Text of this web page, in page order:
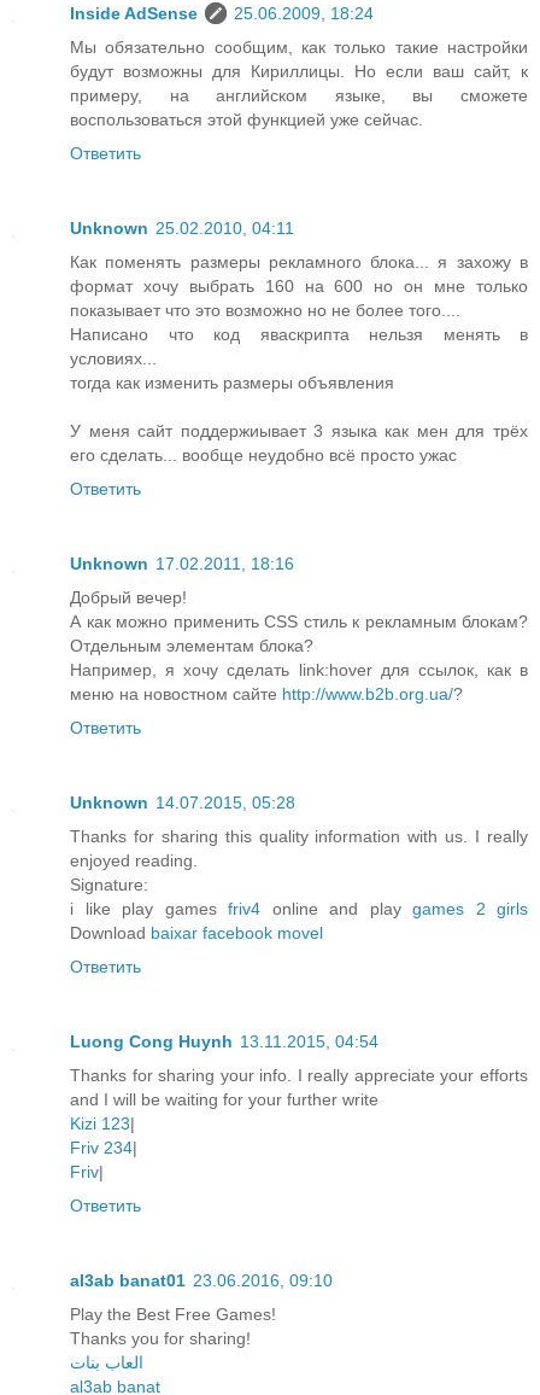
Inside AdSense
25.06.2009, 18:24
Мы обязательно сообщим, как только такие настройки
будут возможны для Кириллицы. Но если ваш сайт, к
примеру, на английском языке, вы сможете
воспользоваться этой функцией уже сейчас.
Ответить
Unknown 25.02.2010, 04:11
Как поменять размеры рекламного блока... я захожу в
формат хочу выбрать 160 на 600 но он мне только
показывает что это возможно но не более того....
Написано что код яваскрипта нельзя менять в
условиях...
тогда как изменить размеры объявления
У меня сайт поддержиывает 3 языка как мен для трёх
его сделать... вообще неудобно всё просто ужас
Ответить
Unknown 17.02.2011, 18:16
Добрый вечер!
А как можно применить CSS стиль к рекламным блокам?
Отдельным элементам блока?
Например, я хочу сделать link:hover для ссылок, как в
меню на новостном сайте http://www.b2b.org.ua/?
Ответить
Unknown 14.07.2015, 05:28
Thanks for sharing this quality information with us. I really
enjoyed reading.
Signature:
i like play games friv4 online and play games 2 girls
Download baixar facebook movel
Ответить
Luong Cong Huynh 13.11.2015, 04:54
Thanks for sharing your info. I really appreciate your efforts
and I will be waiting for your further write
Kizi 123|
Friv 234|
Friv|
Ответить
al3ab banat01 23.06.2016, 09:10
Play the Best Free Games!
Thanks you for sharing!
العاب بنات
al3ab banat